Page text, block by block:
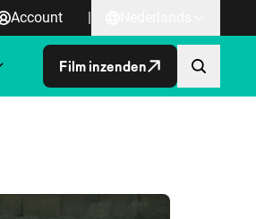
Account |
Film inzenden